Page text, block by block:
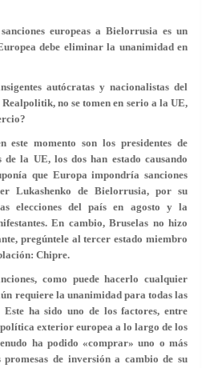
europeas a Bielorrusia es un
debe eliminar la unanimidad en
autócratas y nacionalistas del
no se tomen en serio a la UE,
este momento son los presidentes de
la UE, los dos han estado causando
que Europa impondría sanciones
Lukashenko de Bielorrusia, por su
elecciones del país en agosto y la
En cambio, Bruselas no hizo
pregúntele al tercer estado miembro
Chipre.
como puede hacerlo cualquier
requiere la unanimidad para todas las
ha sido uno de los factores, entre
exterior europea a lo largo de los
ha podido «comprar» uno o más
promesas de inversión a cambio de su